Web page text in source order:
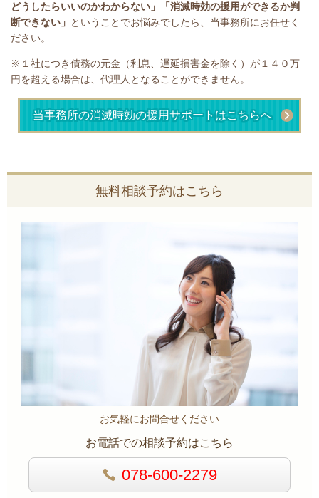
どうしたらいいのかわからない」「消滅時効の援用ができるか判
断できない」 ということでお悩みでしたら、当事務所にお任せく
ださい。
※１社につき債務の元金（利息、遅延損害金を除く）が１４０万
円を超える場合は、代理人となることができません。
当事務所の消滅時効の援用サポートはこちらへ
無料相談予約はこちら
お気軽にお問合せください
お電話での相談予約はこちら
078-600-2279